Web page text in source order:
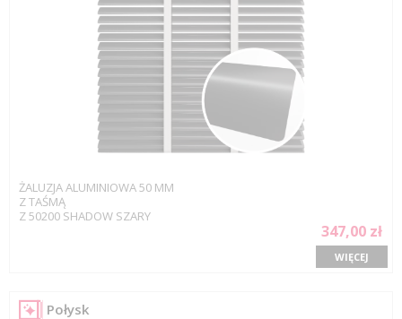
ŻALUZJA ALUMINIOWA 50 MM
Z TAŚMĄ
Z 50200 SHADOW SZARY
347,00 zł
WIĘCEJ
Połysk